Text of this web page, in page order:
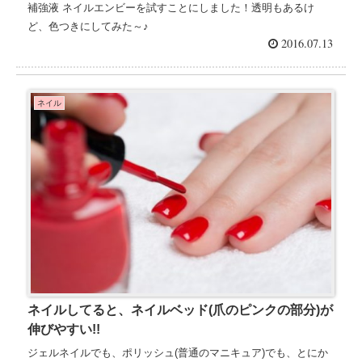
補強液 ネイルエンビーを試すことにしました！透明もあるけ
ど、色つきにしてみた～♪
2016.07.13
ネイル
ネイルしてると、ネイルベッド(爪のピンクの部分)が
伸びやすい!!
ジェルネイルでも、ポリッシュ(普通のマニキュア)でも、とにか